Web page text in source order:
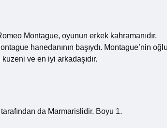
Montague, oyunun erkek kahramanıdır.
hanedanının başıydı. Montague’nin
ve en iyi arkadaşıdır.
da Marmarislidir. Boyu 1.